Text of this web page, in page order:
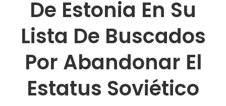
De Estonia En Su
Lista De Buscados
Por Abandonar El
Estatus Soviético